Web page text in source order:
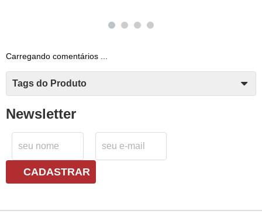
Carregando comentários ...
Tags do Produto
Newsletter
CADASTRAR